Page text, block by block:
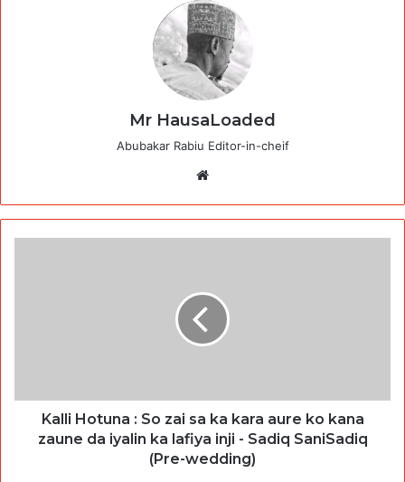
Mr HausaLoaded
Abubakar Rabiu Editor-in-cheif
Kalli Hotuna : So zai sa ka kara aure ko kana
zaune da iyalin ka lafiya inji - Sadiq SaniSadiq
(Pre-wedding)